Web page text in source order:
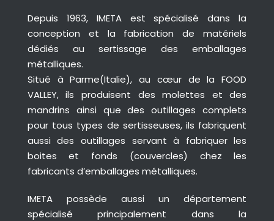
CONTACT
Depuis 1963, IMETA est spécialisé dans la
conception et la fabrication de matériels
dédiés au sertissage des emballages
métalliques.
Situé à Parme(Italie), au cœur de la FOOD
VALLEY, ils produisent des molettes et des
mandrins ainsi que des outillages complets
pour tous types de sertisseuses, ils fabriquent
aussi des outillages servant à fabriquer les
boites et fonds (couvercles) chez les
fabricants d’emballages métalliques.
IMETA possède aussi un département
spécialisé principalement dans la